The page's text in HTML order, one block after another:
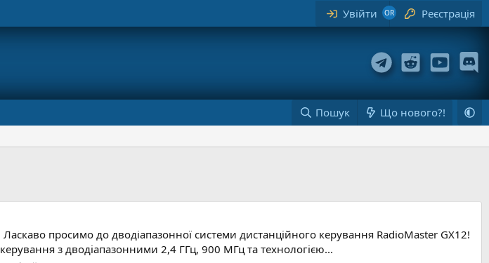
Увійти Реєстрація
Пошук Що нового?!
просимо до дводіапазонної системи дистанційного керування RadioMaster GX12!
з дводіапазонними 2,4 ГГц, 900 МГц та технологією...